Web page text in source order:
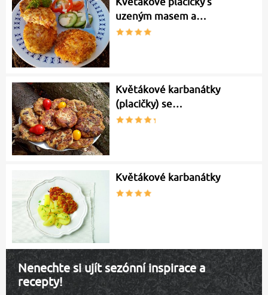
uzeným masem a…
Květákové karbanátky
(placičky) se…
Květákové karbanátky
Nenechte si ujít sezónní inspirace a
recepty!